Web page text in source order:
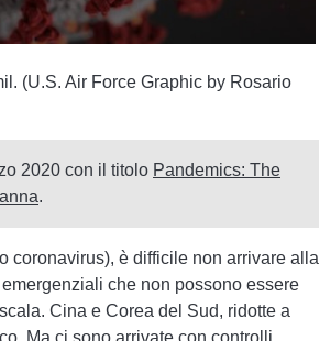
(U.S. Air Force Graphic by Rosario
2020 con il titolo Pandemics: The
.
coronavirus), è difficile non arrivare alla
che non possono essere
Cina e Corea del Sud, ridotte a
Ma ci sono arrivate con controlli